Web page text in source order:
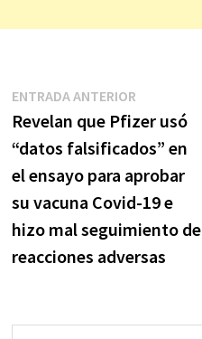
Navegación
de
entradas
ENTRADA ANTERIOREntrada
anterior:
Revelan que Pfizer usó
“datos falsificados” en
el ensayo para aprobar
su vacuna Covid-19 e
hizo mal seguimiento de
reacciones adversas